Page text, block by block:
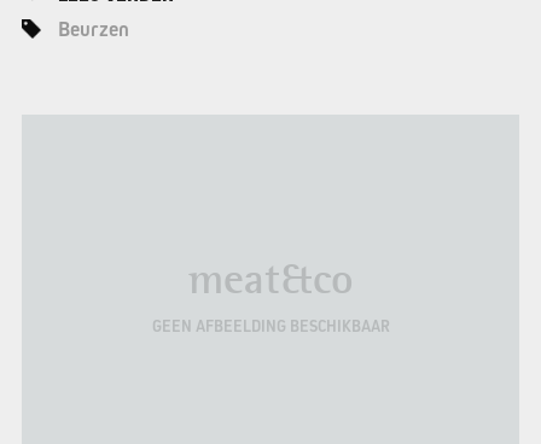
Beurzen
meat&co
GEEN AFBEELDING BESCHIKBAAR